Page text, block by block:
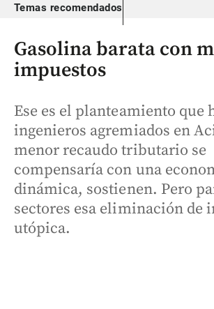
Temas recomendados
Gasolina barata con
impuestos
Ese es el planteamiento que
ingenieros agremiados en
menor recaudo tributario se
compensaría con una
dinámica, sostienen. Pero
sectores esa eliminación de
utópica.